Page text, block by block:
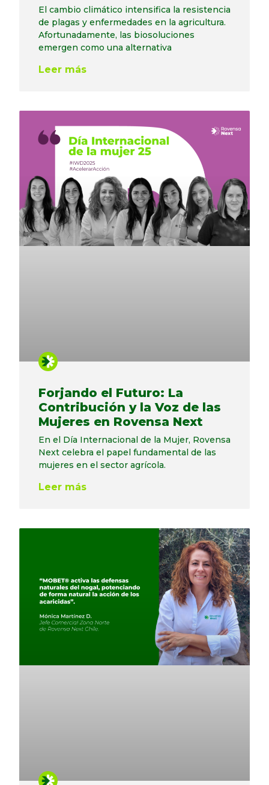
El cambio climático intensifica la resistencia
de plagas y enfermedades en la agricultura.
Afortunadamente, las biosoluciones
emergen como una alternativa
Leer más
Forjando el Futuro: La
Contribución y la Voz de las
Mujeres en Rovensa Next
En el Día Internacional de la Mujer, Rovensa
Next celebra el papel fundamental de las
mujeres en el sector agrícola.
Leer más